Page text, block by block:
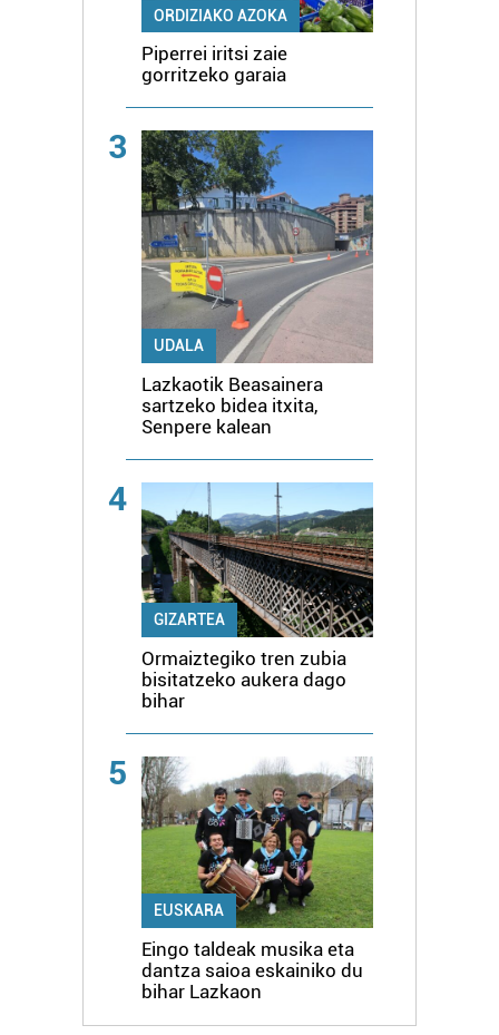
ORDIZIAKO AZOKA
Piperrei iritsi zaie
gorritzeko garaia
3
UDALA
Lazkaotik Beasainera
sartzeko bidea itxita,
Senpere kalean
4
GIZARTEA
Ormaiztegiko tren zubia
bisitatzeko aukera dago
bihar
5
EUSKARA
Eingo taldeak musika eta
dantza saioa eskainiko du
bihar Lazkaon